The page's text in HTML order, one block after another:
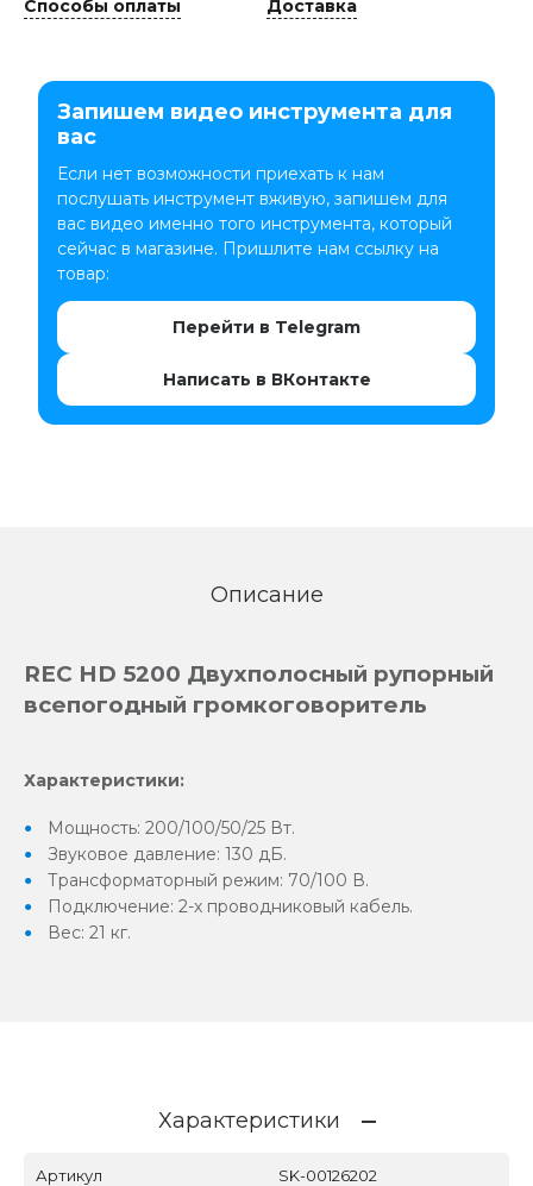
Способы оплаты Доставка
Запишем видео инструмента для
вас
Если нет возможности приехать к нам
послушать инструмент вживую, запишем для
вас видео именно того инструмента, который
сейчас в магазине. Пришлите нам ссылку на
товар:
Перейти в Telegram
Написать в ВКонтакте
Описание
REC HD 5200 Двухполосный рупорный
всепогодный громкоговоритель
Характеристики:
Мощность: 200/100/50/25 Вт.
Звуковое давление: 130 дБ.
Трансформаторный режим: 70/100 В.
Подключение: 2-х проводниковый кабель.
Вес: 21 кг.
Характеристики
Артикул SK-00126202